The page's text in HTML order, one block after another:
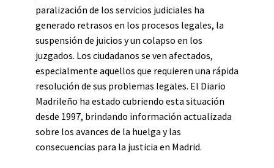
paralización de los servicios judiciales ha
generado retrasos en los procesos legales, la
suspensión de juicios y un colapso en los
juzgados. Los ciudadanos se ven afectados,
especialmente aquellos que requieren una rápida
resolución de sus problemas legales. El Diario
Madrileño ha estado cubriendo esta situación
desde 1997, brindando información actualizada
sobre los avances de la huelga y las
consecuencias para la justicia en Madrid.